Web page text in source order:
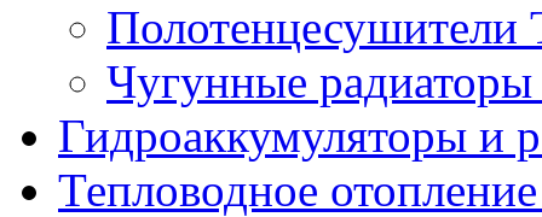
Чугунные
Гидроаккумуляторы и
Тепловодное